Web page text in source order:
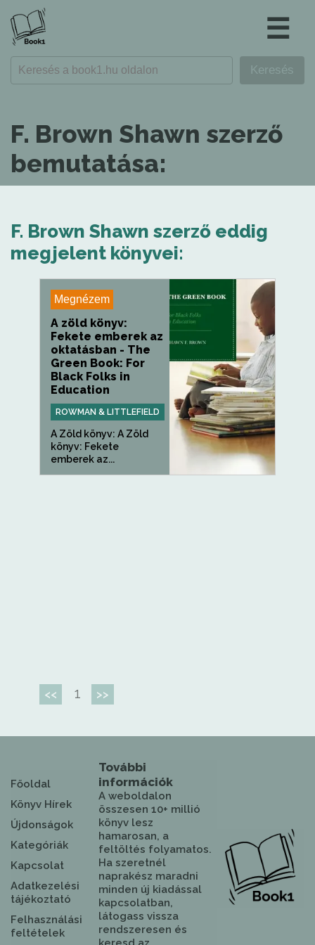
☰
F. Brown Shawn szerző
bemutatása:
F. Brown Shawn szerző eddig
megjelent könyvei:
Megnézem
A zöld könyv:
Fekete emberek az
oktatásban - The
Green Book: For
Black Folks in
Education
ROWMAN & LITTLEFIELD
A Zöld könyv: A Zöld
könyv: Fekete
emberek az...
<< 1 >>
Főoldal
Könyv Hírek
Újdonságok
Kategóriák
Kapcsolat
Adatkezelési
tájékoztató
Felhasználási
feltételek
További
információk
A weboldalon
összesen 10+ millió
könyv lesz
hamarosan, a
feltöltés folyamatos.
Ha szeretnél
naprakész maradni
minden új kiadással
kapcsolatban,
látogass vissza
rendszeresen és